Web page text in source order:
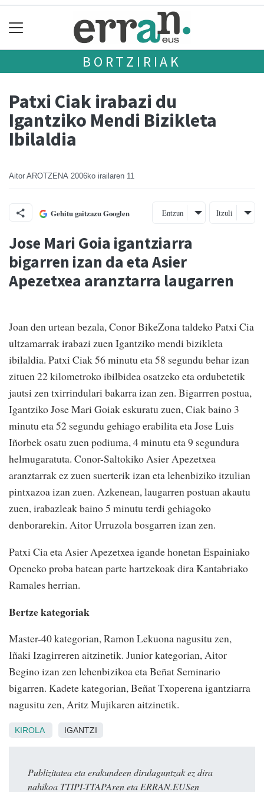
BORTZIRIAK
Patxi Ciak irabazi du
Igantziko Mendi Bizikleta
Ibilaldia
Aitor AROTZENA 2006ko irailaren 11
Gehitu gaitzazu Googlen Entzun Itzuli
Jose Mari Goia igantziarra
bigarren izan da eta Asier
Apezetxea aranztarra laugarren
Joan den urtean bezala, Conor BikeZona taldeko Patxi Cia
ultzamarrak irabazi zuen Igantziko mendi bizikleta
ibilaldia. Patxi Ciak 56 minutu eta 58 segundu behar izan
zituen 22 kilometroko ibilbidea osatzeko eta ordubetetik
jautsi zen txirrindulari bakarra izan zen. Bigarrren postua,
Igantziko Jose Mari Goiak eskuratu zuen, Ciak baino 3
minutu eta 52 segundu gehiago erabilita eta Jose Luis
Iñorbek osatu zuen podiuma, 4 minutu eta 9 segundura
helmugaratuta. Conor-Saltokiko Asier Apezetxea
aranztarrak ez zuen suerterik izan eta lehenbiziko itzulian
pintxazoa izan zuen. Azkenean, laugarren postuan akautu
zuen, irabazleak baino 5 minutu terdi gehiagoko
denborarekin. Aitor Urruzola bosgarren izan zen.
Patxi Cia eta Asier Apezetxea igande honetan Espainiako
Openeko proba batean parte hartzekoak dira Kantabriako
Ramales herrian.
Bertze kategoriak
Master-40 kategorian, Ramon Lekuona nagusitu zen,
Iñaki Izagirreren aitzinetik. Junior kategorian, Aitor
Begino izan zen lehenbizikoa eta Beñat Seminario
bigarren. Kadete kategorian, Beñat Txoperena igantziarra
nagusitu zen, Aritz Mujikaren aitzinetik.
KIROLA IGANTZI
Publizitatea eta erakundeen dirulaguntzak ez dira
nahikoa TTIPI-TTAPAren eta ERRAN.EUSen